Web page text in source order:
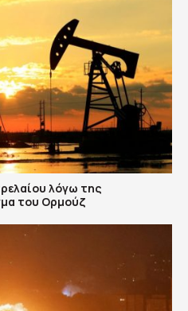
λόγω της
του Ορμούζ